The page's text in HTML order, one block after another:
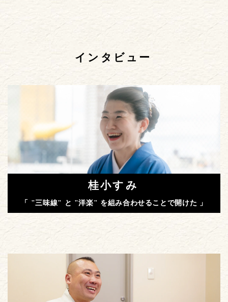
インタビュー
桂小すみ
「 "三味線" と "洋楽" を組み合わせることで開けた 」